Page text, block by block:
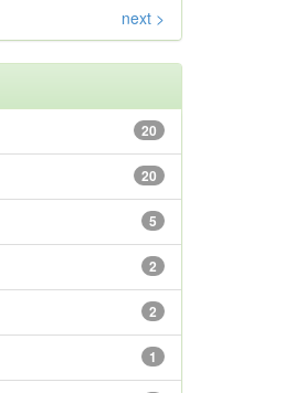
next >
20
20
5
2
2
1